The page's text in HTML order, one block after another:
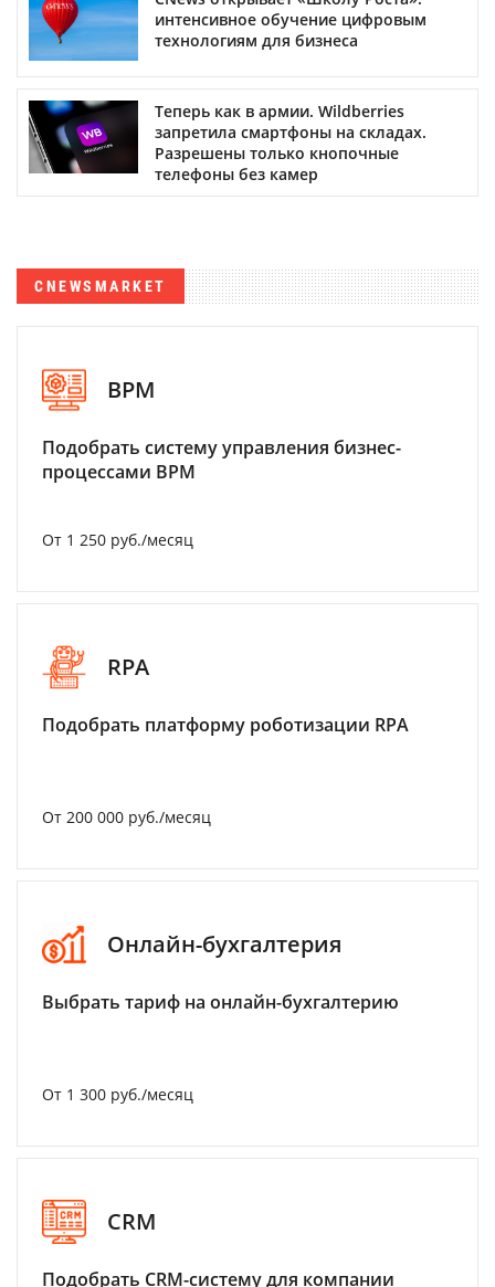
интенсивное обучение цифровым
технологиям для бизнеса
Теперь как в армии. Wildberries
запретила смартфоны на складах.
Разрешены только кнопочные
телефоны без камер
CNEWSMARKET
BPM
Подобрать систему управления бизнес-
процессами BPM
От 1 250 руб./месяц
RPA
Подобрать платформу роботизации RPA
От 200 000 руб./месяц
Онлайн-бухгалтерия
Выбрать тариф на онлайн-бухгалтерию
От 1 300 руб./месяц
CRM
Подобрать CRM-систему для компании